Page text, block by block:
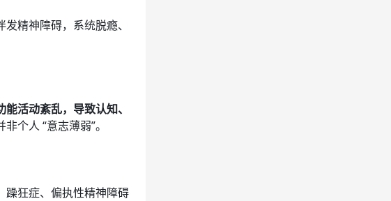
精神障碍，系统脱瘾、
能活动紊乱，导致认知、
个人 “意志薄弱”。
躁狂症、偏执性精神障碍